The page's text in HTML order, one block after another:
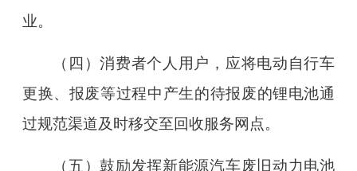
业。
（四）消费者个人用户，应将电动自行车
更换、报废等过程中产生的待报废的锂电池通
过规范渠道及时移交至回收服务网点。
（五）鼓励发挥新能源汽车废旧动力电池